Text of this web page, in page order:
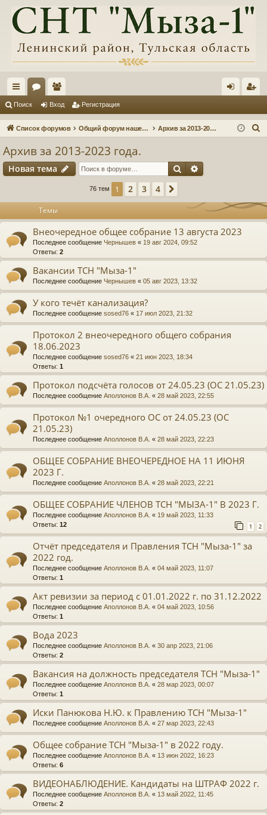
с
ы
и
ум
ол
ьз
ел
д ис
Поиск Вход Регистрация
Список форумов Общий форум нашего товарищества, информация, обсуждения Архив за 2013-2023 года.
Архив за 2013-2023 года.
Новая тема Поиск
76 тем 1 2 3 4
Темы
Внеочередное общее собрание 13 августа 2023
Последнее сообщение Чернышев « 19 авг 2024, 09:52
Ответы: 2
Вакансии ТСН "Мыза-1"
Последнее сообщение Чернышев « 05 авг 2023, 13:32
У кого течёт канализация?
Последнее сообщение sosed76 « 17 июл 2023, 21:32
Протокол 2 внеочередного общего собрания
18.06.2023
Последнее сообщение sosed76 « 21 июн 2023, 18:34
Ответы: 1
Протокол подсчёта голосов от 24.05.23 (ОС 21.05.23)
Последнее сообщение Аполлонов В.А. « 28 май 2023, 22:55
Протокол №1 очередного ОС от 24.05.23 (ОС
21.05.23)
Последнее сообщение Аполлонов В.А. « 28 май 2023, 22:23
ОБЩЕЕ СОБРАНИЕ ВНЕОЧЕРЕДНОЕ НА 11 ИЮНЯ
2023 Г.
Последнее сообщение Аполлонов В.А. « 28 май 2023, 22:21
ОБЩЕЕ СОБРАНИЕ ЧЛЕНОВ ТСН "МЫЗА-1" В 2023 Г.
Последнее сообщение Аполлонов В.А. « 19 май 2023, 11:33
Ответы: 12 1 2
Отчёт председателя и Правления ТСН "Мыза-1" за
2022 год.
Последнее сообщение Аполлонов В.А. « 04 май 2023, 11:07
Ответы: 1
Акт ревизии за период с 01.01.2022 г. по 31.12.2022
Последнее сообщение Аполлонов В.А. « 04 май 2023, 10:56
Ответы: 1
Вода 2023
Последнее сообщение Аполлонов В.А. « 30 апр 2023, 21:06
Ответы: 2
Вакансия на должность председателя ТСН "Мыза-1"
Последнее сообщение Аполлонов В.А. « 28 мар 2023, 00:07
Ответы: 1
Иски Панюкова Н.Ю. к Правлению ТСН "Мыза-1"
Последнее сообщение Аполлонов В.А. « 27 мар 2023, 22:43
Общее собрание ТСН "Мыза-1" в 2022 году.
Последнее сообщение Аполлонов В.А. « 13 июн 2022, 16:23
Ответы: 6
ВИДЕОНАБЛЮДЕНИЕ. Кандидаты на ШТРАФ 2022 г.
Последнее сообщение Аполлонов В.А. « 13 май 2022, 11:45
Ответы: 2